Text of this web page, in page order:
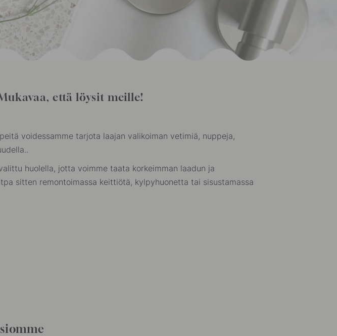
että löysit meille!
voidessamme tarjota laajan valikoiman vetimiä, nuppeja,
huolella, jotta voimme taata korkeimman laadun ja
sitten remontoimassa keittiötä, kylpyhuonetta tai sisustamassa